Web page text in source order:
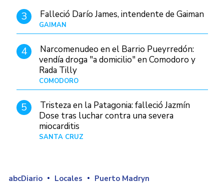
3 Falleció Darío James, intendente de Gaiman
GAIMAN
4
Narcomenudeo en el Barrio Pueyrredón:
vendía droga "a domicilio" en Comodoro y
Rada Tilly
COMODORO
5
Tristeza en la Patagonia: falleció Jazmín
Dose tras luchar contra una severa
miocarditis
SANTA CRUZ
abcDiario Locales Puerto Madryn